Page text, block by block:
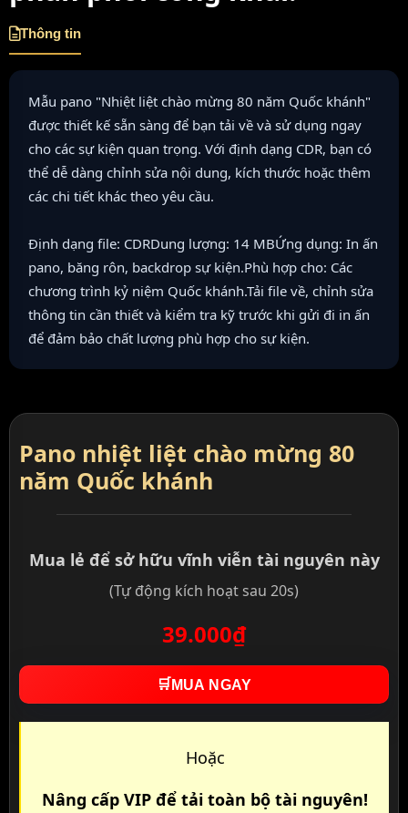
Thông tin
Mẫu pano "Nhiệt liệt chào mừng 80 năm Quốc khánh"
được thiết kế sẵn sàng để bạn tải về và sử dụng ngay
cho các sự kiện quan trọng. Với định dạng CDR, bạn có
thể dễ dàng chỉnh sửa nội dung, kích thước hoặc thêm
các chi tiết khác theo yêu cầu.
Định dạng file: CDRDung lượng: 14 MBỨng dụng: In ấn
pano, băng rôn, backdrop sự kiện.Phù hợp cho: Các
chương trình kỷ niệm Quốc khánh.Tải file về, chỉnh sửa
thông tin cần thiết và kiểm tra kỹ trước khi gửi đi in ấn
để đảm bảo chất lượng phù hợp cho sự kiện.
Pano nhiệt liệt chào mừng 80
năm Quốc khánh
Mua lẻ để sở hữu vĩnh viễn tài nguyên này
(Tự động kích hoạt sau 20s)
39.000₫
🛒 MUA NGAY
Hoặc
Nâng cấp VIP để tải toàn bộ tài nguyên!